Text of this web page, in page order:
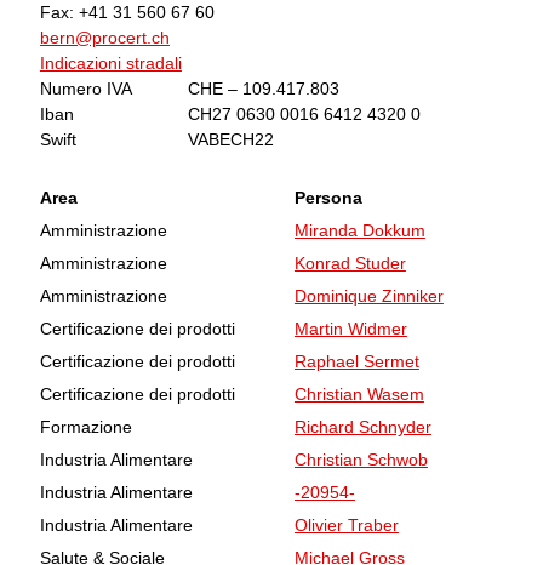
Fax: +41 31 560 67 60
bern@procert.ch
Indicazioni stradali
Numero IVA
CHE – 109.417.803
Iban
CH27 0630 0016 6412 4320 0
Swift
VABECH22
Area
Persona
Amministrazione
Miranda Dokkum
Amministrazione
Konrad Studer
Amministrazione
Dominique Zinniker
Certificazione dei prodotti
Martin Widmer
Certificazione dei prodotti
Raphael Sermet
Certificazione dei prodotti
Christian Wasem
Formazione
Richard Schnyder
Industria Alimentare
Christian Schwob
Industria Alimentare
-20954-
Industria Alimentare
Olivier Traber
Salute & Sociale
Michael Gross